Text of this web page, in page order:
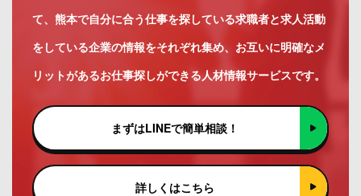
て、熊本で自分に合う仕事を探している求職者と求人活動
をしている企業の情報をそれぞれ集め、お互いに明確なメ
リットがあるお仕事探しができる人材情報サービスです。
まずはLINEで簡単相談！
詳しくはこちら